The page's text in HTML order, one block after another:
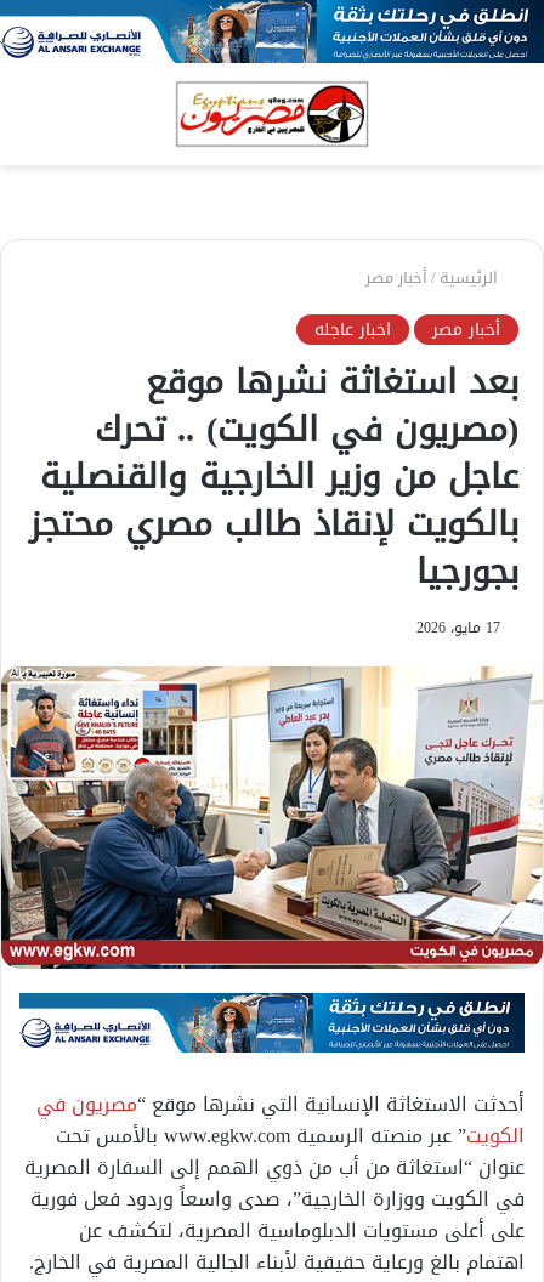
الرئيسية/أخبار مصر
أخبار مصر اخبار عاجله
بعد استغاثة نشرها موقع
(مصريون في الكويت) .. تحرك
عاجل من وزير الخارجية والقنصلية
بالكويت لإنقاذ طالب مصري محتجز
بجورجيا
17 مايو، 2026
أحدثت الاستغاثة الإنسانية التي نشرها موقع “مصريون في
الكويت
” عبر منصته الرسمية www.egkw.com بالأمس تحت
عنوان “استغاثة من أب من ذوي الهمم إلى السفارة المصرية
في الكويت ووزارة الخارجية”، صدى واسعاً وردود فعل فورية
على أعلى مستويات الدبلوماسية المصرية، لتكشف عن
اهتمام بالغ ورعاية حقيقية لأبناء الجالية المصرية في الخارج.